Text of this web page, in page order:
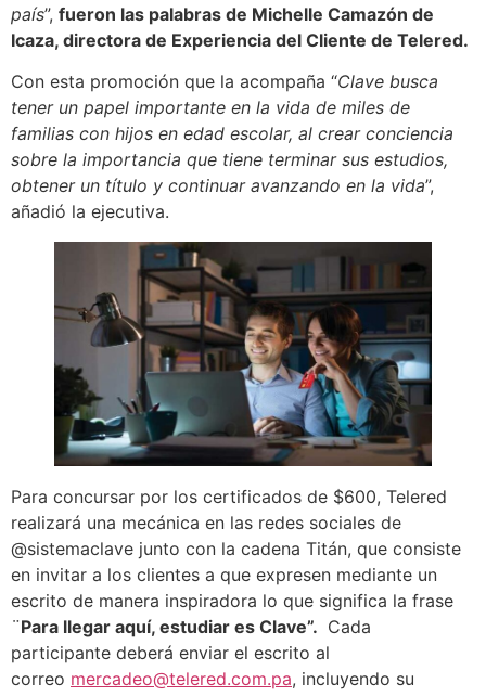
país”, fueron las palabras de Michelle Camazón de
Icaza, directora de Experiencia del Cliente de Telered.
Con esta promoción que la acompaña “Clave busca
tener un papel importante en la vida de miles de
familias con hijos en edad escolar, al crear conciencia
sobre la importancia que tiene terminar sus estudios,
obtener un título y continuar avanzando en la vida”,
añadió la ejecutiva.
Para concursar por los certificados de $600, Telered
realizará una mecánica en las redes sociales de
@sistemaclave junto con la cadena Titán, que consiste
en invitar a los clientes a que expresen mediante un
escrito de manera inspiradora lo que significa la frase
¨Para llegar aquí, estudiar es Clave”. Cada
participante deberá enviar el escrito al
correo mercadeo@telered.com.pa, incluyendo su